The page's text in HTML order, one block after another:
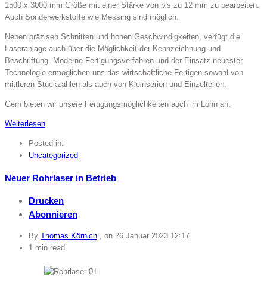
1500 x 3000 mm Größe mit einer Stärke von bis zu 12 mm zu bearbeiten.
Auch Sonderwerkstoffe wie Messing sind möglich.
Neben präzisen Schnitten und hohen Geschwindigkeiten, verfügt die
Laseranlage auch über die Möglichkeit der Kennzeichnung und
Beschriftung. Moderne Fertigungsverfahren und der Einsatz neuester
Technologie ermöglichen uns das wirtschaftliche Fertigen sowohl von
mittleren Stückzahlen als auch von Kleinserien und Einzelteilen.
Gern bieten wir unsere Fertigungsmöglichkeiten auch im Lohn an.
Weiterlesen
Posted in:
Uncategorized
Neuer Rohrlaser in Betrieb
Drucken
Abonnieren
By Thomas Körnich , on 26 Januar 2023 12:17
1 min read